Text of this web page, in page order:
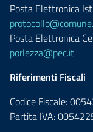
Posta Elettronica
Posta Elettronica
porlezza@pec.it
Riferimenti Fiscali
Codice Fiscale:
Partita IVA: